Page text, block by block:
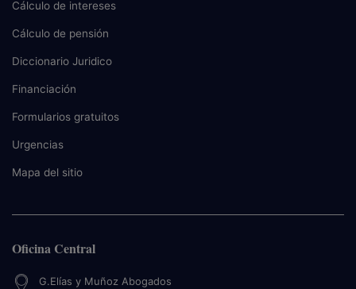
Cálculo de intereses
Cálculo de pensión
Diccionario Juridico
Financiación
Formularios gratuitos
Urgencias
Mapa del sitio
Oficina Central
G.Elías y Muñoz Abogados